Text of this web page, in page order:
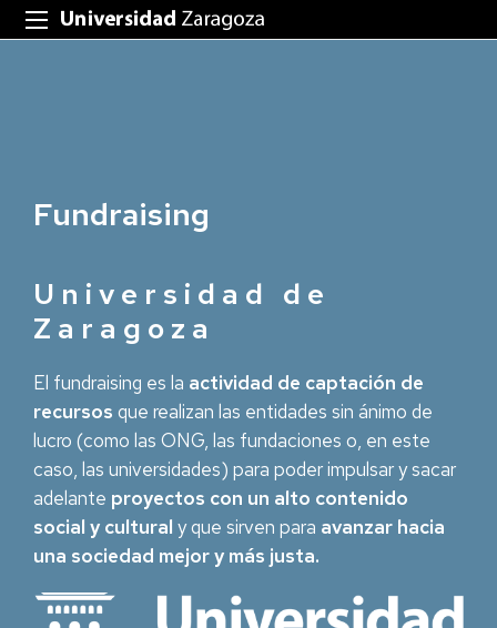
Fundraising
Universidad de
Zaragoza
El fundraising es la actividad de captación de
recursos que realizan las entidades sin ánimo de
lucro (como las ONG, las fundaciones o, en este
caso, las universidades) para poder impulsar y sacar
adelante proyectos con un alto contenido
social y cultural y que sirven para avanzar hacia
una sociedad mejor y más justa.